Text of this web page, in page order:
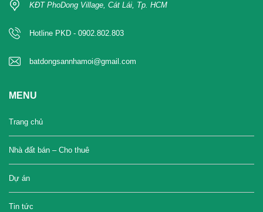
KĐT PhoDong Village, Cát Lái, Tp. HCM
Hotline PKD - 0902.802.803
batdongsannhamoi@gmail.com
MENU
Trang chủ
Nhà đất bán – Cho thuê
Dự án
Tin tức